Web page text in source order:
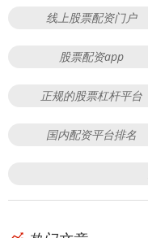
线上股票配资门户
股票配资app
正规的股票杠杆平台
国内配资平台排名